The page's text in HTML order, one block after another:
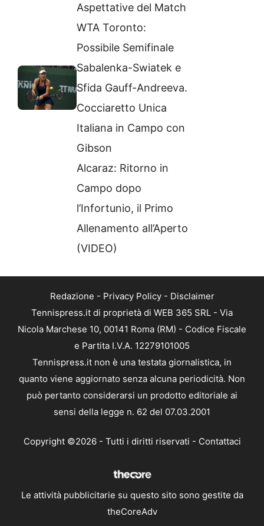
Aspettative del Match
WTA Toronto:
Possibile Semifinale
Sabalenka-Swiatek e
Sfida Gauff-Andreeva.
Cocciaretto Unica
Italiana in Campo con
Gibson
Alcaraz: Ritorno in
Campo dopo
l’Infortunio, il Primo
Allenamento all’Aperto
(VIDEO)
Redazione - Privacy Policy- Disclaimer
Tennispress.it di proprietà di WEB 365 SRL - Via
Nicola Marchese 10, 00141 Roma (RM) - Codice Fiscale
e Partita I.V.A. 12279101005
Tennispress.it non è una testata giornalistica, in
quanto viene aggiornato senza alcuna periodicità. Non
può pertanto considerarsi un prodotto editoriale ai
sensi della legge n. 62 del 07.03.2001
Copyright ©2026 - Tutti i diritti riservati - Contattaci
Le attività pubblicitarie su questo sito sono gestite da
theCoreAdv